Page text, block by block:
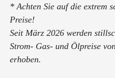
* Achten Sie auf die extrem
Preise!
Seit März 2026 werden
Strom- Gas- und Ölpreise
erhoben.